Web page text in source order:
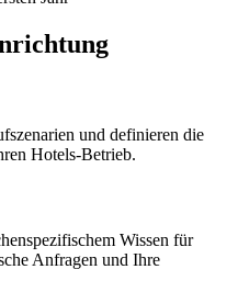
und definieren die
Hotels-Betrieb.
Wissen für
Anfragen und Ihre